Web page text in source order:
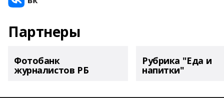
Партнеры
Фотобанк
журналистов РБ
Рубрика "Еда и
напитки"